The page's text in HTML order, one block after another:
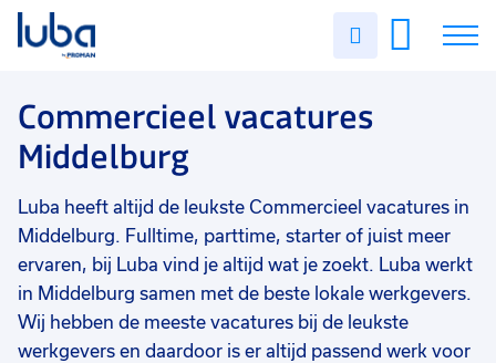
Uren
Vacatures
Over ons
Voor werkgevers
Contact
Commercieel vacatures
Middelburg
Luba heeft altijd de leukste Commercieel vacatures in
Middelburg. Fulltime, parttime, starter of juist meer
ervaren, bij Luba vind je altijd wat je zoekt. Luba werkt
in Middelburg samen met de beste lokale werkgevers.
Wij hebben de meeste vacatures bij de leukste
werkgevers en daardoor is er altijd passend werk voor
Filter vacatures
Vakgebied 0
Opleidingsniveau
Uren per week 0